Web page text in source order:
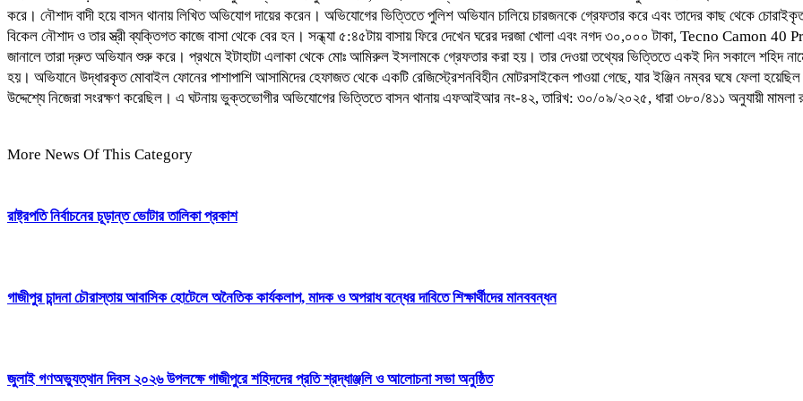
করে। নৌশাদ বাদী হয়ে বাসন থানায় লিখিত অভিযোগ দায়ের করেন। অভিযোগের ভিত্তিতে পুলিশ অভিযান চালিয়ে চারজনকে গ্রেফতার করে এবং তাদের কাছ থেকে
বিকেল নৌশাদ ও তার স্ত্রী ব্যক্তিগত কাজে বাসা থেকে বের হন। সন্ধ্যা ৫:৪৫টায় বাসায় ফিরে দেখেন ঘরের দরজা খোলা এবং নগদ ৩০,০০০ টাকা, Tecno Camon 40
জানালে তারা দ্রুত অভিযান শুরু করে। প্রথমে ইটাহাটা এলাকা থেকে মোঃ আমিরুল ইসলামকে গ্রেফতার করা হয়। তার দেওয়া তথ্যের ভিত্তিতে একই দিন সকালে শহিদ
হয়। অভিযানে উদ্ধারকৃত মোবাইল ফোনের পাশাপাশি আসামিদের হেফাজত থেকে একটি রেজিস্ট্রেশনবিহীন মোটরসাইকেল পাওয়া গেছে, যার ইঞ্জিন নম্বর ঘষে ফেলা হয়েছিল।
উদ্দেশ্যে নিজেরা সংরক্ষণ করেছিল। এ ঘটনায় ভুক্তভোগীর অভিযোগের ভিত্তিতে বাসন থানায় এফআইআর নং-৪২, তারিখ: ৩০/০৯/২০২৫, ধারা ৩৮০/৪১১ অনুযায়ী
More News Of This Category
রাষ্ট্রপতি নির্বাচনের চূড়ান্ত ভোটার তালিকা প্রকাশ
গাজীপুর চান্দনা চৌরাস্তায় আবাসিক হোটেলে অনৈতিক কার্যকলাপ, মাদক ও অপরাধ বন্ধের দাবিতে শিক্ষার্থীদের মানববন্ধন
জুলাই গণঅভ্যুত্থান দিবস ২০২৬ উপলক্ষে গাজীপুরে শহিদদের প্রতি শ্রদ্ধাঞ্জলি ও আলোচনা সভা অনুষ্ঠিত